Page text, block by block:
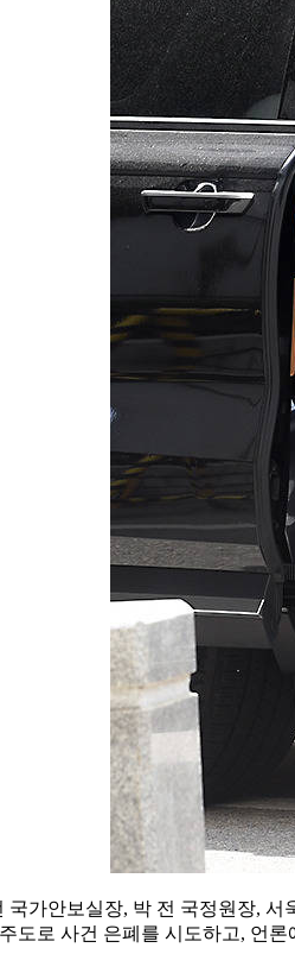
가안보실장, 박 전 국정원장,
도로 사건 은폐를 시도하고, 언